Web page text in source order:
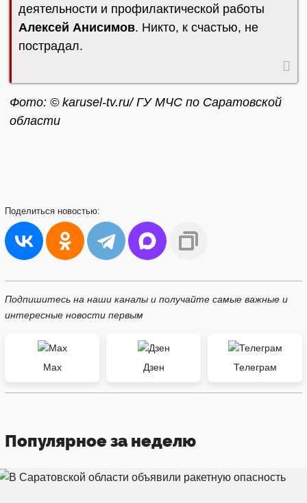
деятельности и профилактической работы
Алексей Анисимов. Никто, к счастью, не
пострадал.
Фото: © karusel-tv.ru/ ГУ МЧС по Саратовской
области
Поделиться новостью:
Подпишитесь на наши каналы и получайте самые важные и
интересные новости первым
Max Дзен Телеграм
Популярное за неделю